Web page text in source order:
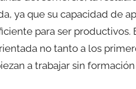
ya que su capacidad de
para ser
no tanto a los
a trabajar sin formación